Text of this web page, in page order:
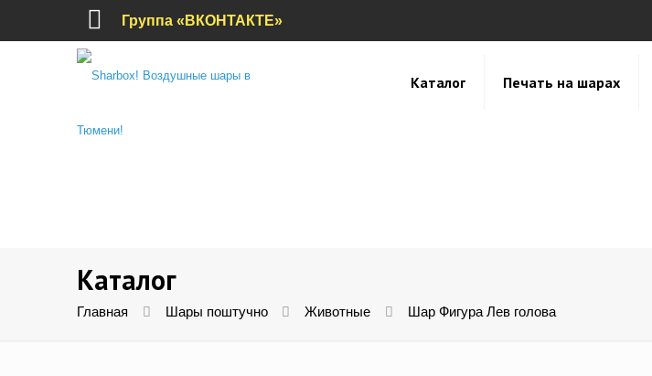
Группа «ВКОНТАКТЕ»
Каталог Печать на шарах
Каталог
Главная Шары поштучно Животные Шар Фигура Лев голова